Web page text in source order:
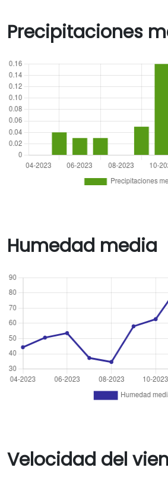
Precipitaciones
Humedad media
Velocidad del